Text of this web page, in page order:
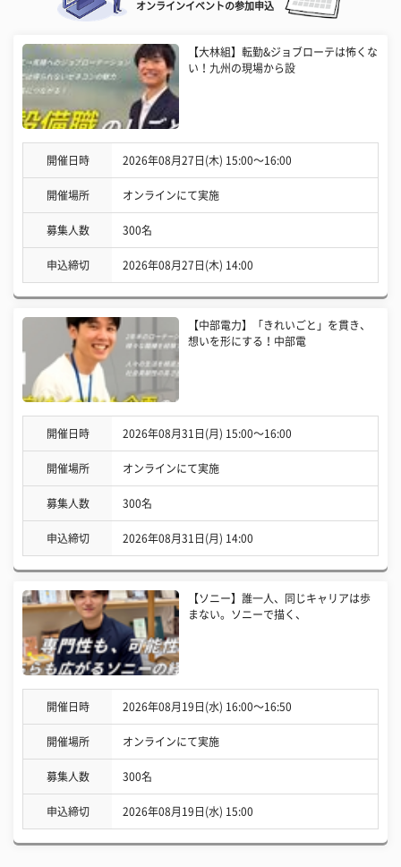
オンラインイベントの参加申込
【大林組】転勤&ジョブローテは怖くな
い！九州の現場から設
開催日時 2026年08月27日(木) 15:00〜16:00
開催場所 オンラインにて実施
募集人数 300名
申込締切 2026年08月27日(木) 14:00
【中部電力】「きれいごと」を貫き、
想いを形にする！中部電
開催日時 2026年08月31日(月) 15:00〜16:00
開催場所 オンラインにて実施
募集人数 300名
申込締切 2026年08月31日(月) 14:00
【ソニー】誰一人、同じキャリアは歩
まない。ソニーで描く、
開催日時 2026年08月19日(水) 16:00〜16:50
開催場所 オンラインにて実施
募集人数 300名
申込締切 2026年08月19日(水) 15:00